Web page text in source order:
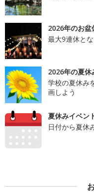
2026年のお盆
最大9連休と
2026年の夏休
学校の夏休み
画しよう
夏休みイベン
日付から夏休